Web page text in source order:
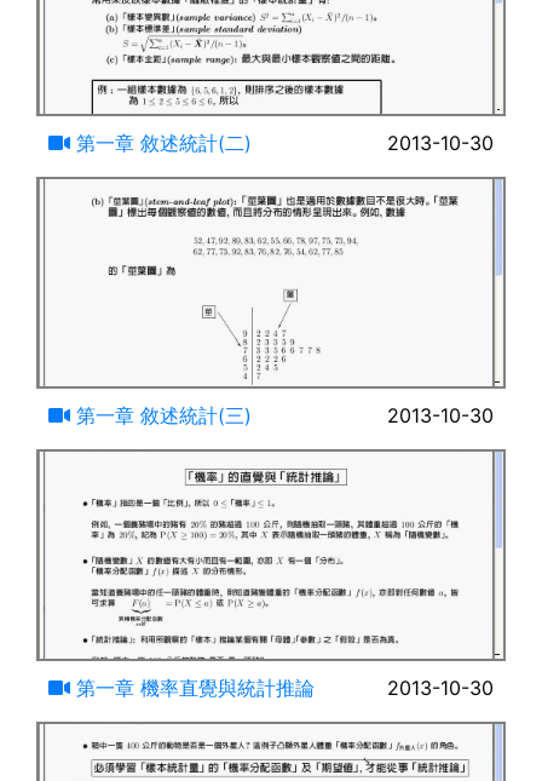
第一章 敘述統計(二) 2013-10-30
第一章 敘述統計(三) 2013-10-30
第一章 機率直覺與統計推論 2013-10-30